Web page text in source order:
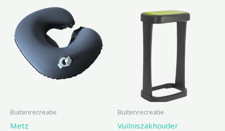
Buitenrecreatie
Metz
Buitenrecreatie
Vuilniszakhouder